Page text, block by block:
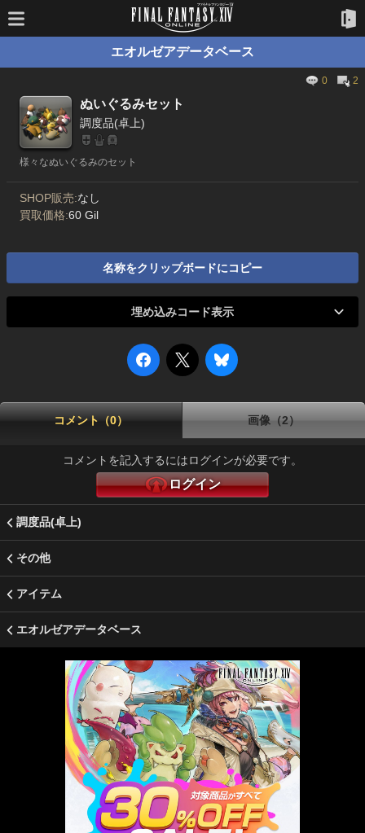
エオルゼアデータベース
0 2
ぬいぐるみセット
調度品(卓上)
様々なぬいぐるみのセット
SHOP販売:なし
買取価格:60 Gil
名称をクリップボードにコピー
埋め込みコード表示
コメント（0） 画像（2）
コメントを記入するにはログインが必要です。
ログイン
調度品(卓上)
その他
アイテム
エオルゼアデータベース